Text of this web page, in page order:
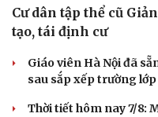
Cư dân tập thể cũ
tạo, tái định cư
Giáo viên Hà Nội đã
sau sắp xếp trường lớp
Thời tiết hôm nay 7/8: